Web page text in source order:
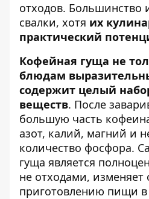
отходов. Большинство
свалки, хотя их
практический
Кофейная гуща не
блюдам
содержит целый
веществ. После
большую часть
азот, калий, магний и
количество фосфора.
гуща является
не отходами,
приготовлению пищи